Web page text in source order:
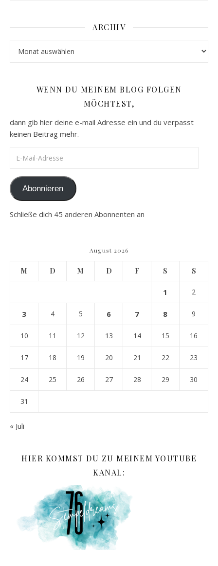
ARCHIV
WENN DU MEINEM BLOG FOLGEN
MÖCHTEST,
dann gib hier deine e-mail Adresse ein und du verpasst
keinen Beitrag mehr.
Abonnieren
Schließe dich 45 anderen Abonnenten an
August 2026
M D M D F S S
1 2
3 4 5 6 7 8 9
10 11 12 13 14 15 16
17 18 19 20 21 22 23
24 25 26 27 28 29 30
31
« Juli
HIER KOMMST DU ZU MEINEM YOUTUBE
KANAL: